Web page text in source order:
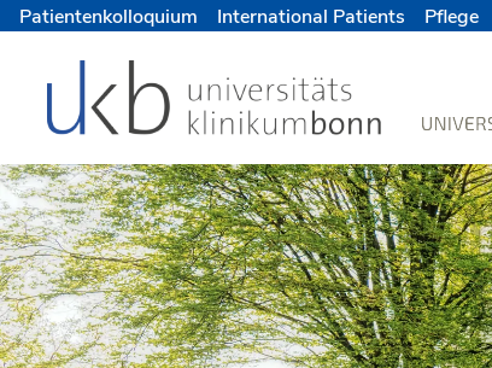
Patientenkolloquium International Patients Pflege